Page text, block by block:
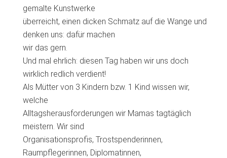
gemalte Kunstwerke
überreicht, einen dicken Schmatz auf die Wange und
denken uns: dafür machen
wir das gern.
Und mal ehrlich: diesen Tag haben wir uns doch
wirklich redlich verdient!
Als Mütter von 3 Kindern bzw. 1 Kind wissen wir,
welche
Alltagsherausforderungen wir Mamas tagtäglich
meistern. Wir sind
Organisationsprofis, Trostspenderinnen,
Raumpflegerinnen, Diplomatinnen,